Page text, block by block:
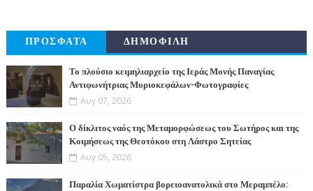
ΠΡΟΣΦΑΤΑ ΔΗΜΟΦΙΛΗ
Το πλούσιο κειμηλιαρχείο της Ιεράς Μονής Παναγίας
Αντιφωνήτριας Μυριοκεφάλων-Φωτογραφίες
Αυγ 07, 2026
Ο δίκλιτος ναός της Μεταμορφώσεως του Σωτήρος και της
Κοιμήσεως της Θεοτόκου στη Λάστρο Σητείας
Αυγ 05, 2026
Παραλία Χωματίστρα βορειοανατολικά στο Μεραμπέλο: